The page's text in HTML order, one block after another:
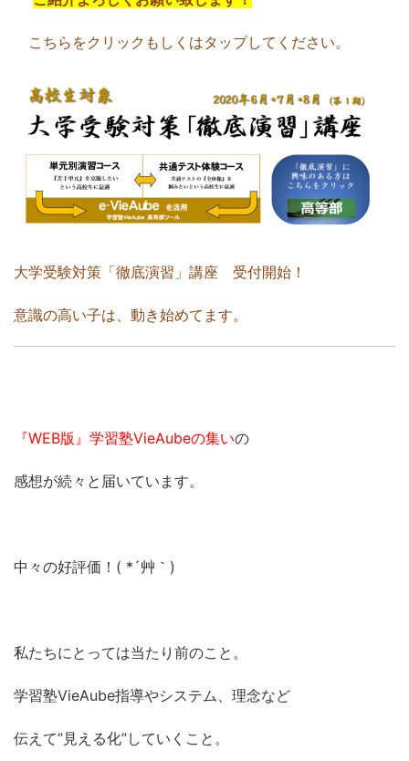
こちらをクリックもしくはタップしてください。
大学受験対策「徹底演習」講座 受付開始！
意識の高い子は、動き始めてます。
『WEB版』学習塾VieAubeの集いの
感想が続々と届いています。
中々の好評価！( *´艸｀)
私たちにとっては当たり前のこと。
学習塾VieAube指導やシステム、理念など
伝えて”見える化”していくこと。